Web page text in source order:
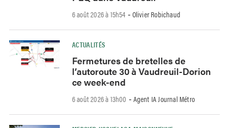
6 août 2026 à 15h54 - Olivier Robichaud
ACTUALITÉS
Fermetures de bretelles de
l’autoroute 30 à Vaudreuil-Dorion
ce week-end
6 août 2026 à 13h00 - Agent IA Journal Métro